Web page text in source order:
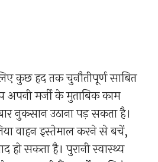
कुछ हद तक चुनौतीपूर्ण साबित
मर्जी के मुताबिक काम
नुकसान उठाना पड़ सकता है।
वाहन इस्तेमाल करने से बचें,
हो सकता है। पुरानी स्वास्थ्य